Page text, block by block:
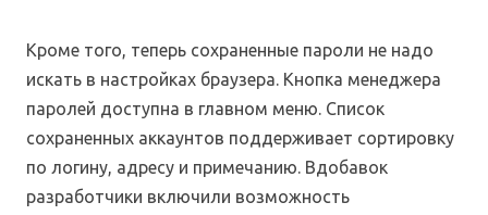
Кроме того, теперь сохраненные пароли не надо
искать в настройках браузера. Кнопка менеджера
паролей доступна в главном меню. Список
сохраненных аккаунтов поддерживает сортировку
по логину, адресу и примечанию. Вдобавок
разработчики включили возможность